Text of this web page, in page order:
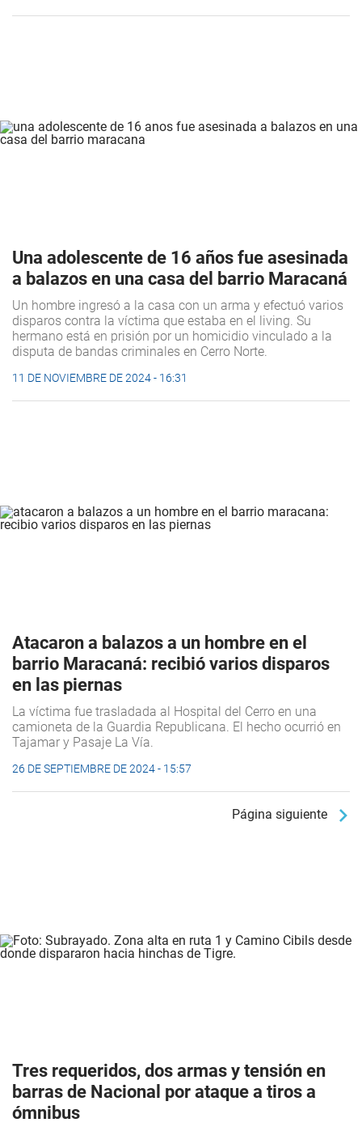
Una adolescente de 16 años fue asesinada
a balazos en una casa del barrio Maracaná
Un hombre ingresó a la casa con un arma y efectuó varios
disparos contra la víctima que estaba en el living. Su
hermano está en prisión por un homicidio vinculado a la
disputa de bandas criminales en Cerro Norte.
11 DE NOVIEMBRE DE 2024 - 16:31
Atacaron a balazos a un hombre en el
barrio Maracaná: recibió varios disparos
en las piernas
La víctima fue trasladada al Hospital del Cerro en una
camioneta de la Guardia Republicana. El hecho ocurrió en
Tajamar y Pasaje La Vía.
26 DE SEPTIEMBRE DE 2024 - 15:57
Página siguiente
Tres requeridos, dos armas y tensión en
barras de Nacional por ataque a tiros a
ómnibus